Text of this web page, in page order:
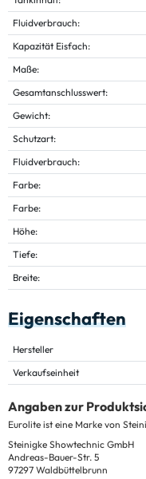
Fluidverbrauch:
Kapazität Eisfach:
Maße:
Gesamtanschlusswert:
Gewicht:
Schutzart:
Fluidverbrauch:
Farbe:
Farbe:
Höhe:
Tiefe:
Breite:
Eigenschaften
Hersteller
Verkaufseinheit
Angaben zur
Eurolite ist eine Marke von
Steinigke Showtechnic GmbH
Andreas-Bauer-Str. 5
97297 Waldbüttelbrunn